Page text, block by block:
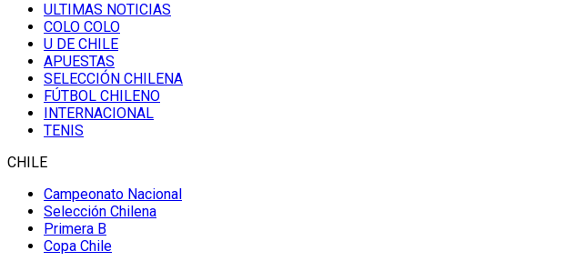
ULTIMAS NOTICIAS
COLO COLO
U DE CHILE
APUESTAS
SELECCIÓN CHILENA
FÚTBOL CHILENO
INTERNACIONAL
TENIS
CHILE
Campeonato Nacional
Selección Chilena
Primera B
Copa Chile